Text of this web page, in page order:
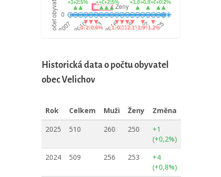
Historická data o počtu obyvatel
obec Velichov
Rok Celkem Muži Ženy
Změna
2025
510 260 250
+1
(+0,2%)
2024
509 256 253
+4
(+0,8%)